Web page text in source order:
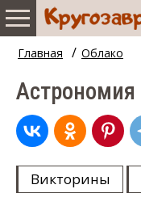
Главная / Облако
Астрономия
Викторины